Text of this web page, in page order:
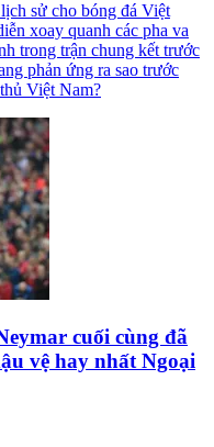
sử cho bóng đá Việt
xoay quanh các pha va
trong trận chung kết trước
phản ứng ra sao trước
Việt Nam?
cuối cùng đã
vệ hay nhất Ngoại